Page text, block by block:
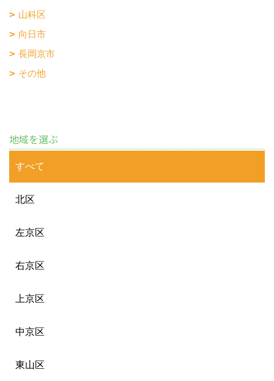
山科区
向日市
長岡京市
その他
地域を選ぶ
すべて
北区
左京区
右京区
上京区
中京区
東山区